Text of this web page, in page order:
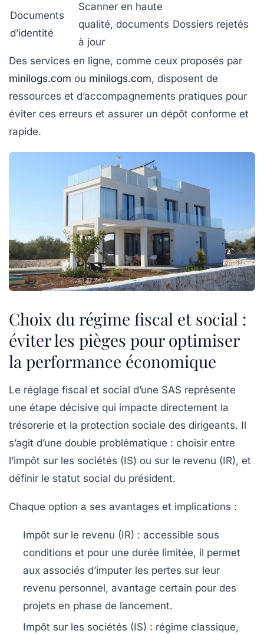
Documents
d’identité
Scanner en haute
qualité, documents
à jour
Dossiers rejetés
Des services en ligne, comme ceux proposés par
minilogs.com ou minilogs.com, disposent de
ressources et d’accompagnements pratiques pour
éviter ces erreurs et assurer un dépôt conforme et
rapide.
Choix du régime fiscal et social :
éviter les pièges pour optimiser
la performance économique
Le réglage fiscal et social d’une SAS représente
une étape décisive qui impacte directement la
trésorerie et la protection sociale des dirigeants. Il
s’agit d’une double problématique : choisir entre
l’impôt sur les sociétés (IS) ou sur le revenu (IR), et
définir le statut social du président.
Chaque option a ses avantages et implications :
Impôt sur le revenu (IR) : accessible sous
conditions et pour une durée limitée, il permet
aux associés d’imputer les pertes sur leur
revenu personnel, avantage certain pour des
projets en phase de lancement.
Impôt sur les sociétés (IS) : régime classique,